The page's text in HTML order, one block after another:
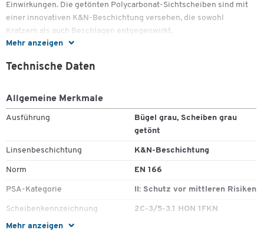
Mehr anzeigen
Einwirkungen. Die getönten Polycarbonat-Sichtscheiben sind mit
einer innovativen K&N-Beschichtung versehen, die sowohl
Kratzern als auch Beschlagen entgegenwirkt.
lange Zeiträume hinweg. Das rahmenlose Design ermöglicht ein
uneingeschränktes Sichtfeld und verleiht der Brille eine moderne
Wichtige Details:
Sichtscheibe aus Polycarbonat
Bügel: Grau
Scheiben: Grau getönt
Mehr anzeigen
Technische Daten
Allgemeine Merkmale
Ausführung
Bügel grau, Scheiben grau
getönt
Linsenbeschichtung K&N-Beschichtung
Norm EN 166
PSA-Kategorie II: Schutz vor mittleren Risiken
Scheibenkennzeichnung 2C-3/5-3.1 HON 1FKN
Zum Zoomen doppeltippen